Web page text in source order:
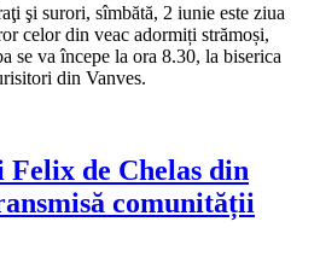
şi surori, sîmbătă, 2 iunie este ziua
celor din veac adormiți strămoși,
se va începe la ora 8.30, la biserica
din Vanves.
de Chelas din
comunității